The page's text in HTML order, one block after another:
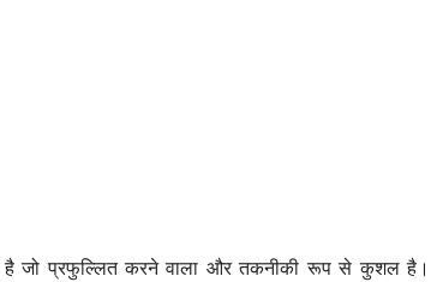
है जो प्रफुल्लित करने वाला और तकनीकी रूप से कुशल है।